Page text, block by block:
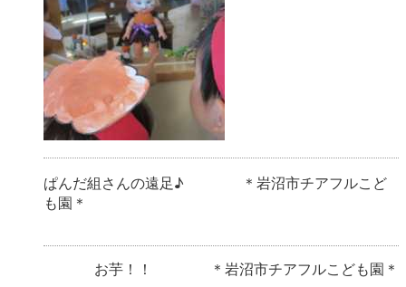
ぱんだ組さんの遠足♪ ＊岩沼市チアフルこど
も園＊
お芋！！ ＊岩沼市チアフルこども園＊